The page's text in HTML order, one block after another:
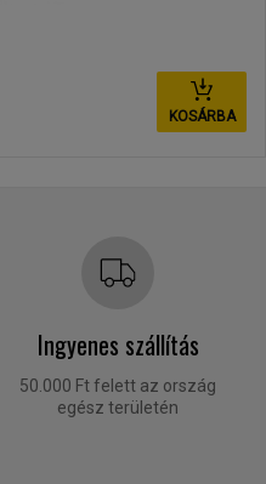
KOSÁRBA
Ingyenes szállítás
50.000 Ft felett az ország
egész területén